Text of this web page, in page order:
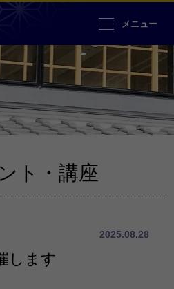
人間性豊かな市民病院 市立伊勢
メニュー
ト・講座
2025.08.28
します